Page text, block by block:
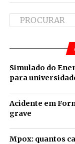
Simulado do
para
Acidente em
grave
Mpox: quantos